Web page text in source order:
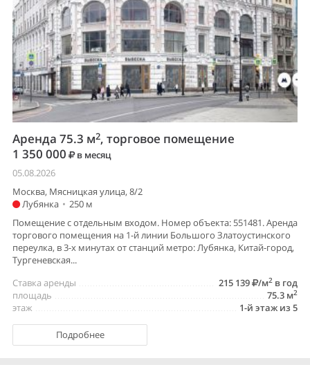
Аренда 75.3 м2, торговое помещение
1 350 000
в месяц
05.08.2026
Москва, Мясницкая улица, 8/2
Лубянка • 250 м
Помещение с отдельным входом. Номер объекта: 551481. Аренда
торгового помещения на 1-й линии Большого Златоустинского
переулка, в 3-х минутах от станций метро: Лубянка, Китай-город,
Тургеневская...
215 139
/м2 в год
Ставка аренды
75.3 м2
площадь
1-й этаж из 5
этаж
Подробнее